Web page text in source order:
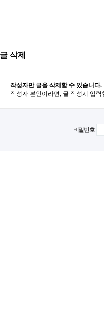
글 삭제
작성자만 글을 삭제할 수 있습니다.
작성자 본인이라면, 글 작성시 입
비밀번호